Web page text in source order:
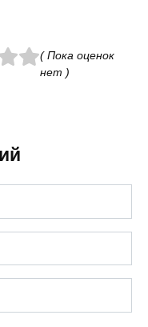
( Пока оценок
нет )